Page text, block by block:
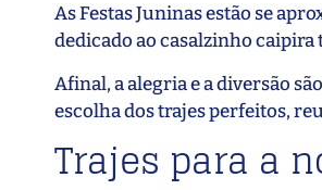
As Festas Juninas estão se
dedicado ao casalzinho caipira
Afinal, a alegria e a diversão
escolha dos trajes perfeitos,
Trajes para a